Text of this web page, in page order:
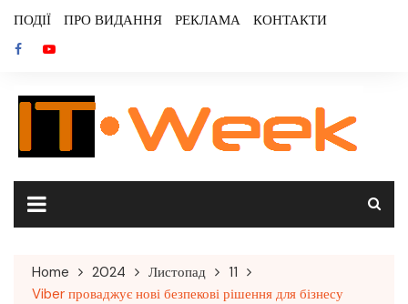
content
ПОДІЇ ПРО ВИДАННЯ РЕКЛАМА КОНТАКТИ
Home 2024 Листопад
11
Viber проваджує нові безпекові рішення для бізнесу